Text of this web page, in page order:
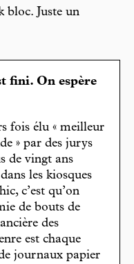
bloc. Juste un
fini. On espère
fois élu « meilleur
» par des jurys
de vingt ans
les kiosques
c’est qu’on
de bouts de
des
est chaque
journaux papier